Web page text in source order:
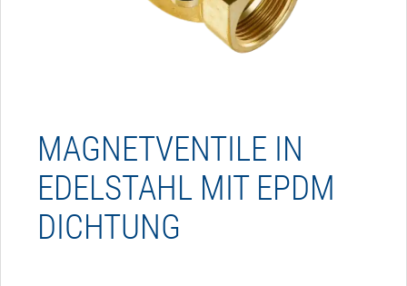
MAGNETVENTILE IN
EDELSTAHL MIT EPDM
DICHTUNG